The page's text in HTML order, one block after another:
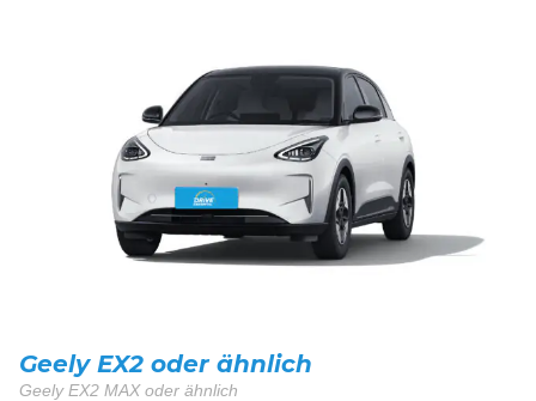
Geely EX2 oder ähnlich
Geely EX2 MAX oder ähnlich